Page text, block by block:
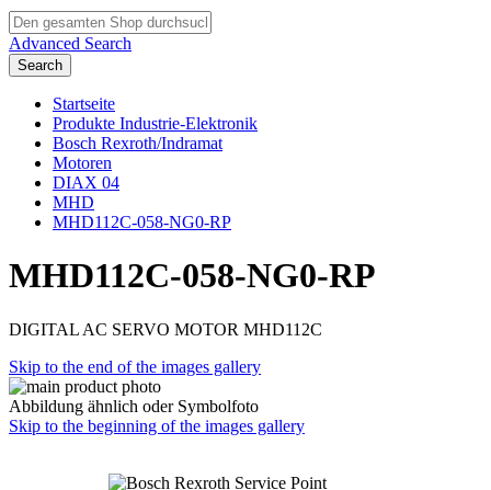
Advanced Search
Search
Startseite
Produkte Industrie-Elektronik
Bosch Rexroth/Indramat
Motoren
DIAX 04
MHD
MHD112C-058-NG0-RP
MHD112C-058-NG0-RP
DIGITAL AC SERVO MOTOR MHD112C
Skip to the end of the images gallery
Abbildung ähnlich oder Symbolfoto
Skip to the beginning of the images gallery